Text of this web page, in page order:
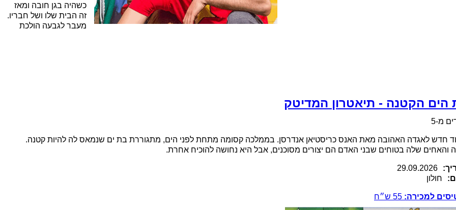
כשהיה בגן חובה ומאז
זה הבית שלו ושל חבריו.
מעבר לגבעה הולכת
הים הקטנה - תיאטרון המדיטק
מ-5
חדש לאגדה האהובה מאת האנס כריסטיאן אנדרסן. בממלכה קסומה מתחת לפני הים, מתגוררת בת ים שנמאס לה להיות קטנה.
והאחים שלה בטוחים שבני האדם הם יצורים מסוכנים, אבל היא נחושה להוכיח אחרת.
29.09.2026
חולון
למכירה: 55 ש״ח